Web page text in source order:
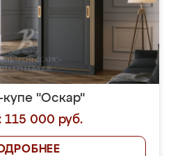
"Оскар"
115 000 руб.